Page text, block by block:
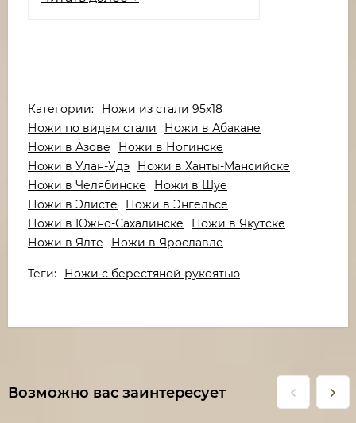
Категории:
Ножи из стали 95х18
Ножи по видам стали
Ножи в Абакане
Ножи в Азове
Ножи в Ногинске
Ножи в Улан-Удэ
Ножи в Ханты-Мансийске
Ножи в Челябинске
Ножи в Шуе
Ножи в Элисте
Ножи в Энгельсе
Ножи в Южно-Сахалинске
Ножи в Якутске
Ножи в Ялте
Ножи в Ярославле
Теги: Ножи с берестяной рукоятью
Возможно вас заинтересует